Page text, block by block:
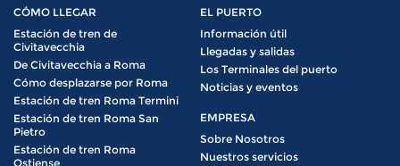
CÓMO LLEGAR
Estación de tren de
Civitavecchia
De Civitavecchia a Roma
Cómo desplazarse por Roma
Estación de tren Roma Termini
Estación de tren Roma San
Pietro
Estación de tren Roma
Ostiense
EL PUERTO
Información útil
Llegadas y salidas
Los Terminales del puerto
Noticias y eventos
EMPRESA
Sobre Nosotros
Nuestros servicios